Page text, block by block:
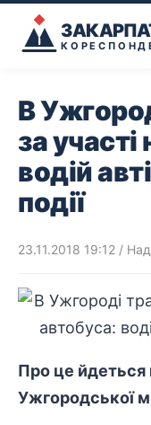
В
за
водій
події
23.11.2018 19:12 /
Про це йдеться
Ужгородської